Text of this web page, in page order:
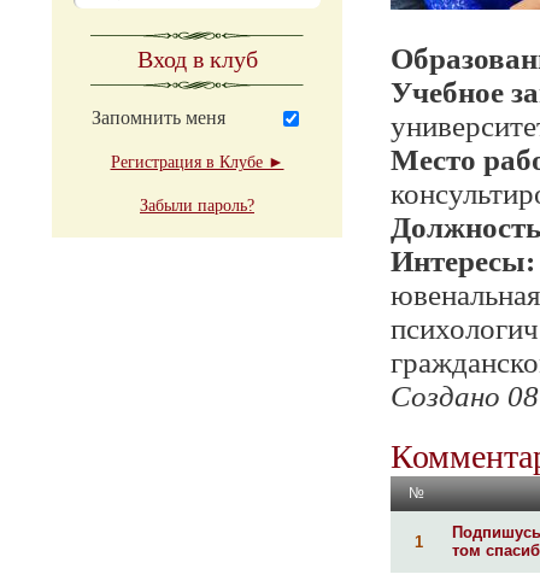
Вход в клуб
Запомнить меня
Регистрация в Клубе ►
Забыли пароль?
Учебное
Место
Интересы:
Создано
№
1
том